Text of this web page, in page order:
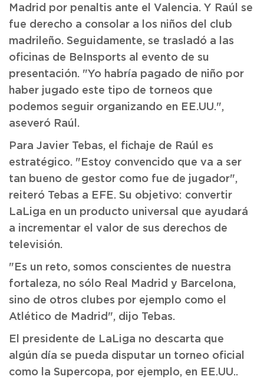
Madrid por penaltis ante el Valencia. Y Raúl se
fue derecho a consolar a los niños del club
madrileño. Seguidamente, se trasladó a las
oficinas de BeInsports al evento de su
presentación. "Yo habría pagado de niño por
haber jugado este tipo de torneos que
podemos seguir organizando en EE.UU.",
aseveró Raúl.
Para Javier Tebas, el fichaje de Raúl es
estratégico. "Estoy convencido que va a ser
tan bueno de gestor como fue de jugador",
reiteró Tebas a EFE. Su objetivo: convertir
LaLiga en un producto universal que ayudará
a incrementar el valor de sus derechos de
televisión.
"Es un reto, somos conscientes de nuestra
fortaleza, no sólo Real Madrid y Barcelona,
sino de otros clubes por ejemplo como el
Atlético de Madrid", dijo Tebas.
El presidente de LaLiga no descarta que
algún día se pueda disputar un torneo oficial
como la Supercopa, por ejemplo, en EE.UU..